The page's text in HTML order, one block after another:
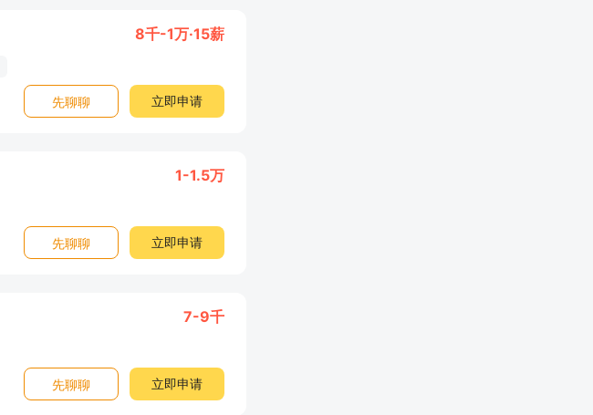
8千-1万·15薪
先聊聊 立即申请
1-1.5万
先聊聊 立即申请
7-9千
先聊聊 立即申请